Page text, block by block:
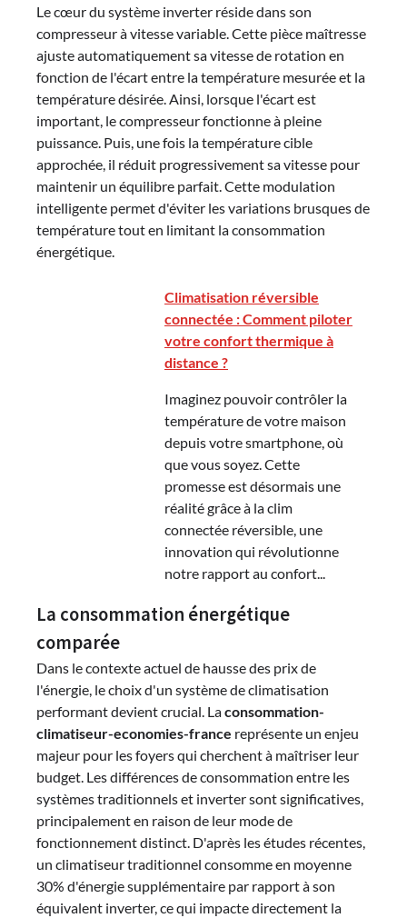
Le cœur du système inverter réside dans son
compresseur à vitesse variable. Cette pièce maîtresse
ajuste automatiquement sa vitesse de rotation en
fonction de l'écart entre la température mesurée et la
température désirée. Ainsi, lorsque l'écart est
important, le compresseur fonctionne à pleine
puissance. Puis, une fois la température cible
approchée, il réduit progressivement sa vitesse pour
maintenir un équilibre parfait. Cette modulation
intelligente permet d'éviter les variations brusques de
température tout en limitant la consommation
énergétique.
Climatisation réversible
connectée : Comment piloter
votre confort thermique à
distance ?
Imaginez pouvoir contrôler la
température de votre maison
depuis votre smartphone, où
que vous soyez. Cette
promesse est désormais une
réalité grâce à la clim
connectée réversible, une
innovation qui révolutionne
notre rapport au confort...
La consommation énergétique
comparée
Dans le contexte actuel de hausse des prix de
l'énergie, le choix d'un système de climatisation
performant devient crucial. Laconsommation-
climatiseur-economies-france représente un enjeu
majeur pour les foyers qui cherchent à maîtriser leur
budget. Les différences de consommation entre les
systèmes traditionnels et inverter sont significatives,
principalement en raison de leur mode de
fonctionnement distinct. D'après les études récentes,
un climatiseur traditionnel consomme en moyenne
30% d'énergie supplémentaire par rapport à son
équivalent inverter, ce qui impacte directement la